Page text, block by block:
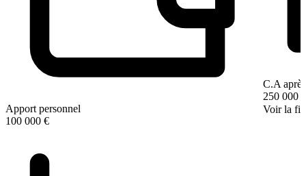
Apport personnel
100 000 €
C.A
250 000 €
Voir la